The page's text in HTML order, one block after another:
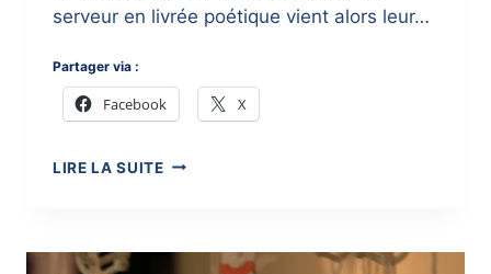
serveur en livrée poétique vient alors leur…
Partager via :
Facebook X
LIRE LA SUITE}
CARTE